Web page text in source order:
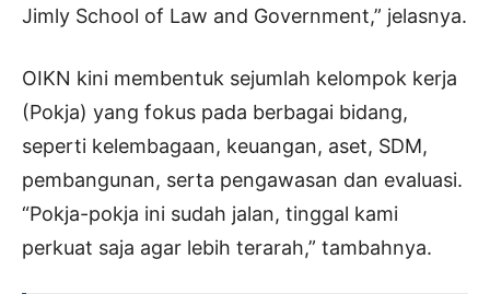
Jimly School of Law and Government,” jelasnya.
OIKN kini membentuk sejumlah kelompok kerja
(Pokja) yang fokus pada berbagai bidang,
seperti kelembagaan, keuangan, aset, SDM,
pembangunan, serta pengawasan dan evaluasi.
“Pokja-pokja ini sudah jalan, tinggal kami
perkuat saja agar lebih terarah,” tambahnya.